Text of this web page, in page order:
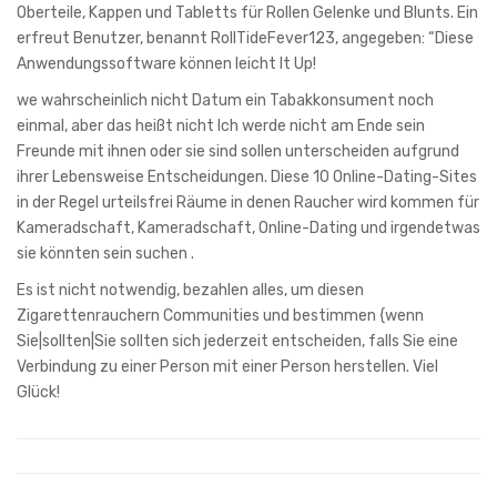
Oberteile, Kappen und Tabletts für Rollen Gelenke und Blunts. Ein
erfreut Benutzer, benannt RollTideFever123, angegeben: “Diese
Anwendungssoftware können leicht It Up!
we wahrscheinlich nicht Datum ein Tabakkonsument noch
einmal, aber das heißt nicht Ich werde nicht am Ende sein
Freunde mit ihnen oder sie sind sollen unterscheiden aufgrund
ihrer Lebensweise Entscheidungen. Diese 10 Online-Dating-Sites
in der Regel urteilsfrei Räume in denen Raucher wird kommen für
Kameradschaft, Kameradschaft, Online-Dating und irgendetwas
sie könnten sein suchen .
Es ist nicht notwendig, bezahlen alles, um diesen
Zigarettenrauchern Communities und bestimmen {wenn
Sie|sollten|Sie sollten sich jederzeit entscheiden, falls Sie eine
Verbindung zu einer Person mit einer Person herstellen. Viel
Glück!